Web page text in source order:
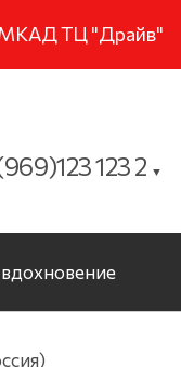
МКАД ТЦ "Драйв"
123 2 ▼